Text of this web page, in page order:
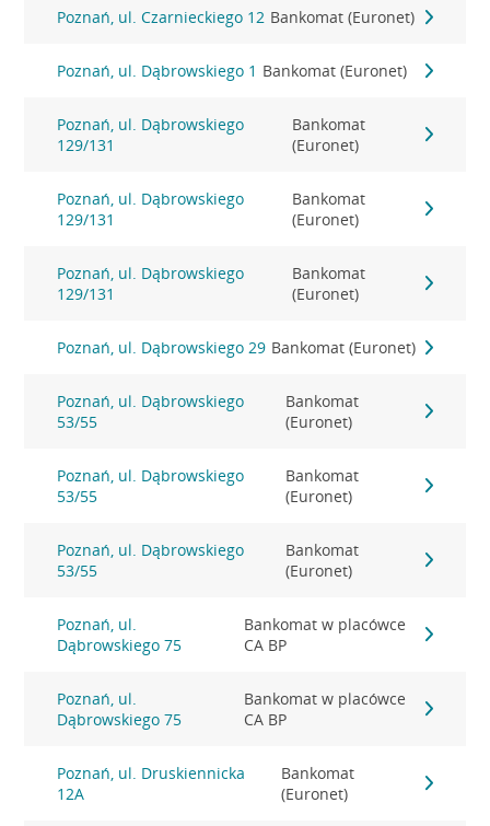
Poznań, ul. Czarnieckiego 12 Bankomat (Euronet)
Poznań, ul. Dąbrowskiego 1 Bankomat (Euronet)
Poznań, ul. Dąbrowskiego
129/131
Bankomat
(Euronet)
Poznań, ul. Dąbrowskiego
129/131
Bankomat
(Euronet)
Poznań, ul. Dąbrowskiego
129/131
Bankomat
(Euronet)
Poznań, ul. Dąbrowskiego 29 Bankomat (Euronet)
Poznań, ul. Dąbrowskiego
53/55
Bankomat
(Euronet)
Poznań, ul. Dąbrowskiego
53/55
Bankomat
(Euronet)
Poznań, ul. Dąbrowskiego
53/55
Bankomat
(Euronet)
Poznań, ul.
Dąbrowskiego 75
Bankomat w placówce
CA BP
Poznań, ul.
Dąbrowskiego 75
Bankomat w placówce
CA BP
Poznań, ul. Druskiennicka
12A
Bankomat
(Euronet)